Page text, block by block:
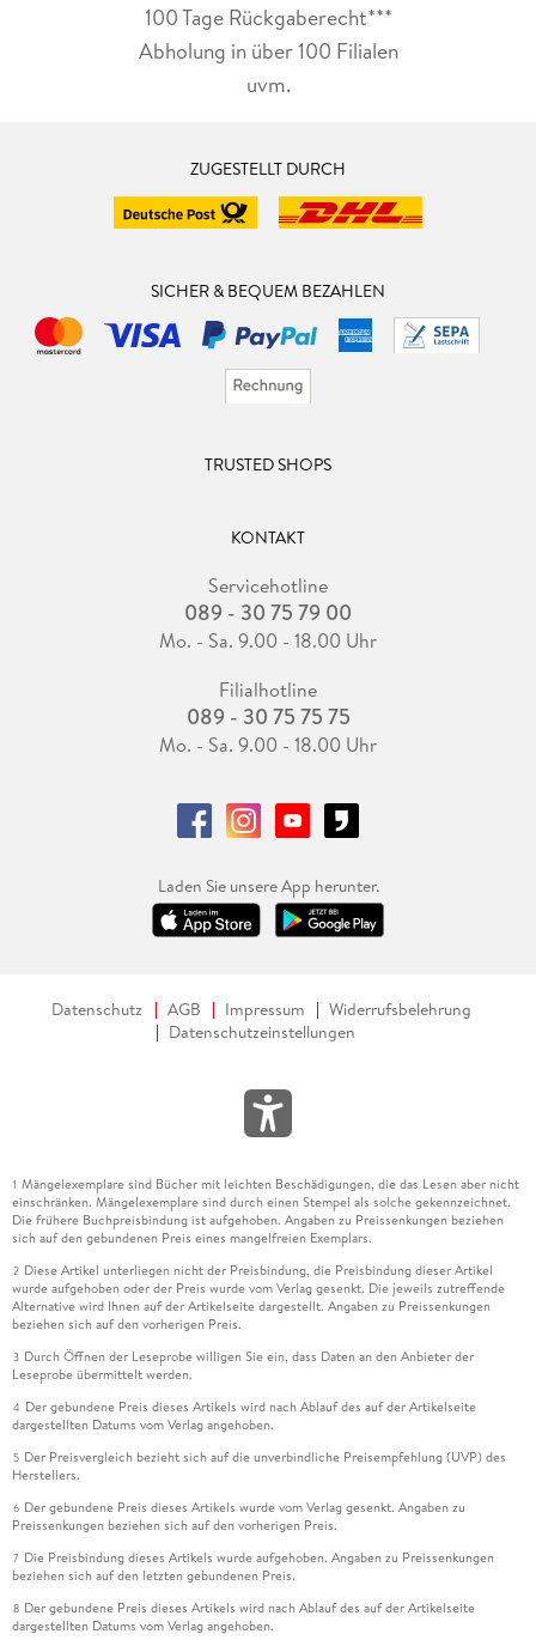
100 Tage Rückgaberecht***
Abholung in über 100 Filialen
uvm.
ZUGESTELLT DURCH
SICHER & BEQUEM BEZAHLEN
TRUSTED SHOPS
KONTAKT
Servicehotline
089 - 30 75 79 00
Mo. - Sa. 9.00 - 18.00 Uhr
Filialhotline
089 - 30 75 75 75
Mo. - Sa. 9.00 - 18.00 Uhr
Laden Sie unsere App herunter.
Datenschutz AGB Impressum
Widerrufsbelehrung
Datenschutzeinstellungen
1 Mängelexemplare sind Bücher mit leichten Beschädigungen, die das Lesen aber nicht
einschränken. Mängelexemplare sind durch einen Stempel als solche gekennzeichnet.
Die frühere Buchpreisbindung ist aufgehoben. Angaben zu Preissenkungen beziehen
sich auf den gebundenen Preis eines mangelfreien Exemplars.
2 Diese Artikel unterliegen nicht der Preisbindung, die Preisbindung dieser Artikel
wurde aufgehoben oder der Preis wurde vom Verlag gesenkt. Die jeweils zutreffende
Alternative wird Ihnen auf der Artikelseite dargestellt. Angaben zu Preissenkungen
beziehen sich auf den vorherigen Preis.
3 Durch Öffnen der Leseprobe willigen Sie ein, dass Daten an den Anbieter der
Leseprobe übermittelt werden.
4 Der gebundene Preis dieses Artikels wird nach Ablauf des auf der Artikelseite
dargestellten Datums vom Verlag angehoben.
5 Der Preisvergleich bezieht sich auf die unverbindliche Preisempfehlung (UVP) des
Herstellers.
6 Der gebundene Preis dieses Artikels wurde vom Verlag gesenkt. Angaben zu
Preissenkungen beziehen sich auf den vorherigen Preis.
7 Die Preisbindung dieses Artikels wurde aufgehoben. Angaben zu Preissenkungen
beziehen sich auf den letzten gebundenen Preis.
8 Der gebundene Preis dieses Artikels wird nach Ablauf des auf der Artikelseite
dargestellten Datums vom Verlag angehoben.